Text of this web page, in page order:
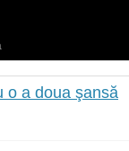
o a doua şansă